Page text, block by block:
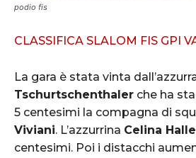
podio fis
CLASSIFICA SLALOM FIS GPI
La gara è stata vinta
Tschurtschenthaler che ha
5 centesimi la compagna di
Viviani. L’azzurrina Celina
centesimi. Poi i distacchi